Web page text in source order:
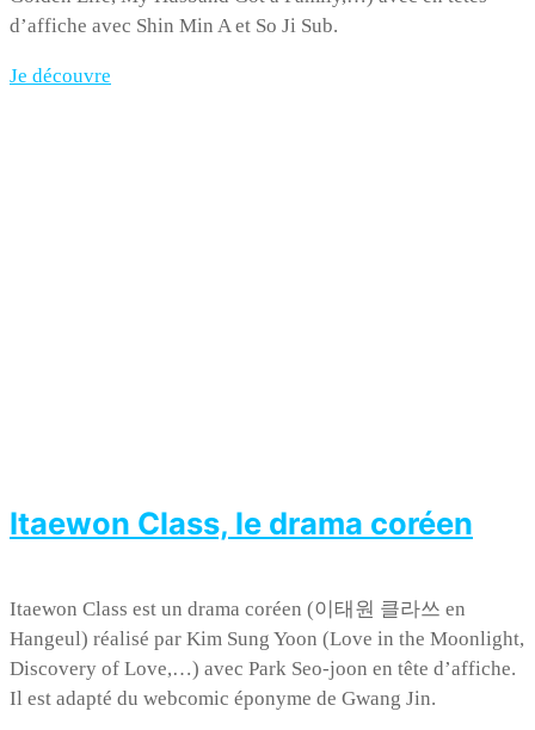
d’affiche avec Shin Min A et So Ji Sub.
Je découvre
Itaewon Class, le drama coréen
Itaewon Class est un drama coréen (이태원 클라쓰 en
Hangeul) réalisé par Kim Sung Yoon (Love in the Moonlight,
Discovery of Love,…) avec Park Seo-joon en tête d’affiche.
Il est adapté du webcomic éponyme de Gwang Jin.